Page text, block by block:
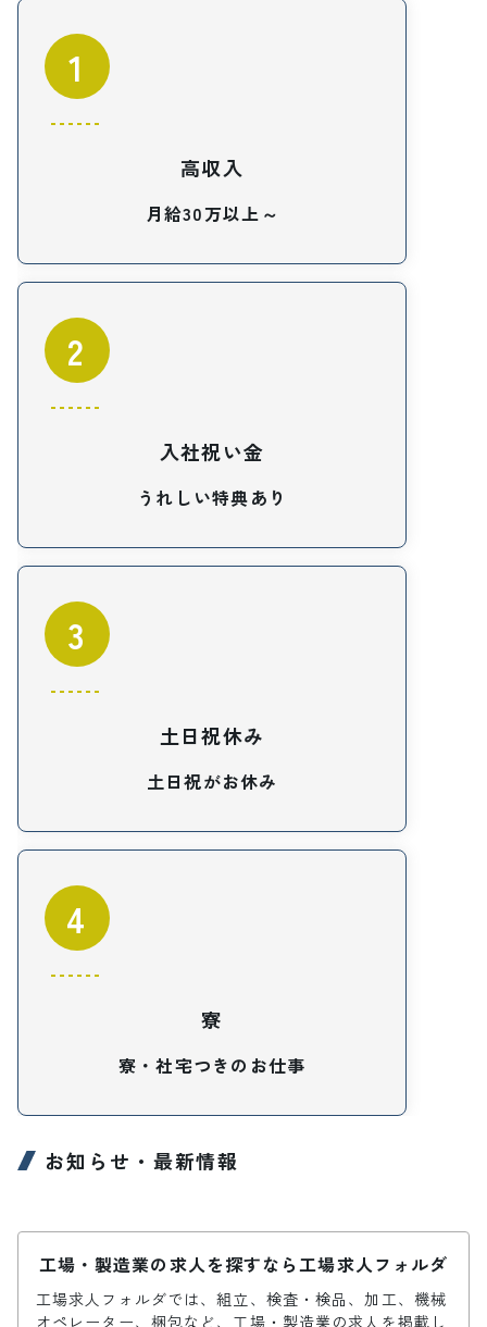
1
高収入
月給30万以上～
2
入社祝い金
うれしい特典あり
3
土日祝休み
土日祝がお休み
4
寮
寮・社宅つきのお仕事
お知らせ・最新情報
工場・製造業の求人を探すなら工場求人フォルダ
工場求人フォルダでは、組立、検査・検品、加工、機械
オペレーター、梱包など、工場・製造業の求人を掲載し